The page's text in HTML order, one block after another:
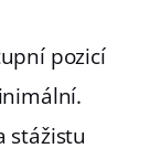
pozicí
stážistu